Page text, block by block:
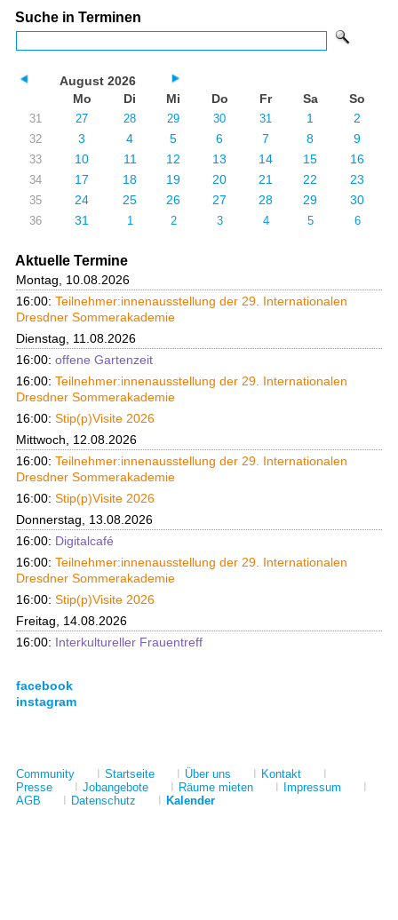
Suche in Terminen
August 2026
Mo
Di Mi Do Fr Sa So
31 27 28 29 30 31 1 2
32 3 4 5 6 7 8 9
33 10 11 12 13 14 15 16
34 17 18 19 20 21 22 23
35 24 25 26 27 28 29 30
36 31 1 2 3 4 5 6
Aktuelle Termine
Montag, 10.08.2026
16:00: Teilnehmer:innenausstellung der 29. Internationalen
Dresdner Sommerakademie
Dienstag, 11.08.2026
16:00: offene Gartenzeit
16:00: Teilnehmer:innenausstellung der 29. Internationalen
Dresdner Sommerakademie
16:00: Stip(p)Visite 2026
Mittwoch, 12.08.2026
16:00: Teilnehmer:innenausstellung der 29. Internationalen
Dresdner Sommerakademie
16:00: Stip(p)Visite 2026
Donnerstag, 13.08.2026
16:00: Digitalcafé
16:00: Teilnehmer:innenausstellung der 29. Internationalen
Dresdner Sommerakademie
16:00: Stip(p)Visite 2026
Freitag, 14.08.2026
16:00: Interkultureller Frauentreff
facebook
instagram
Community Startseite Über uns Kontakt
Presse
Jobangebote Räume mieten Impressum
AGB
Datenschutz Kalender